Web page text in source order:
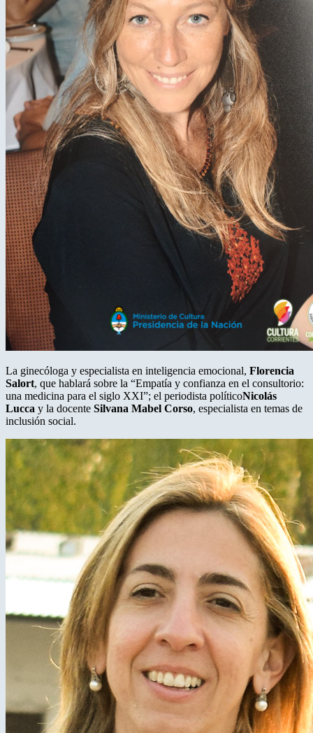
La ginecóloga y especialista en inteligencia emocional, Florencia
Salort, que hablará sobre la “Empatía y confianza en el consultorio:
una medicina para el siglo XXI”; el periodista políticoNicolás
Lucca y la docente Silvana Mabel Corso, especialista en temas de
inclusión social.